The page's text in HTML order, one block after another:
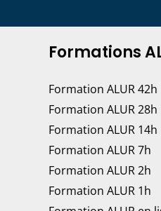
Formations
Formation ALUR 42h
Formation ALUR 28h
Formation ALUR 14h
Formation ALUR 7h
Formation ALUR 2h
Formation ALUR 1h